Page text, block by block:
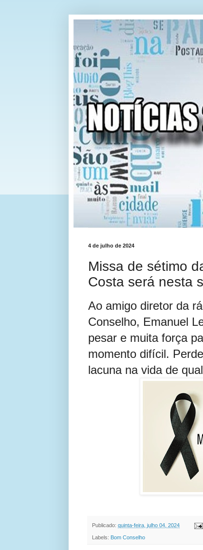
4 de julho de 2024
Missa de sétimo
Costa será nesta
Ao amigo diretor da
Conselho, Emanuel
pesar e muita força
momento difícil.
lacuna na vida de
Publicado: quinta-feira, julho 04, 2024
Labels: Bom Conselho